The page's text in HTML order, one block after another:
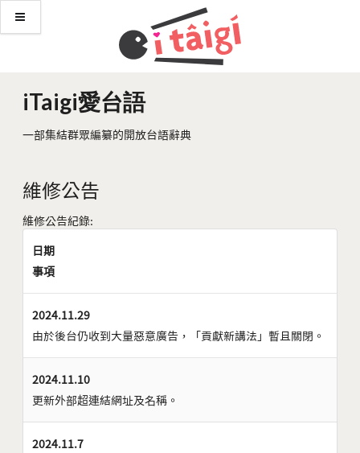
iTaigi愛台語
一部集結群眾編纂的開放台語辭典
維修公告
維修公告紀錄:
日期
事項
2024.11.29
由於後台仍收到大量惡意廣告，「貢獻新講法」暫且關閉。
2024.11.10
更新外部超連結網址及名稱。
2024.11.7